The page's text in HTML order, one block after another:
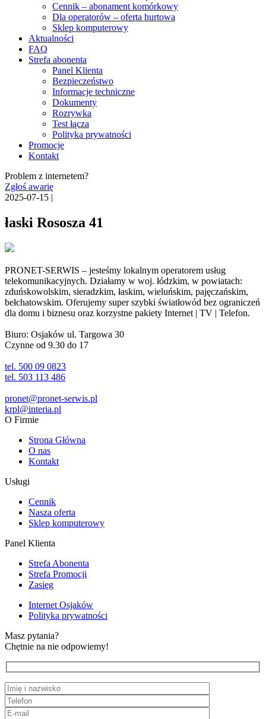
Cennik – abonament komórkowy
Dla operatorów – oferta hurtowa
Sklep komputerowy
Aktualności
FAQ
Strefa abonenta
Panel Klienta
Bezpieczeństwo
Informacje techniczne
Dokumenty
Rozrywka
Test łącza
Polityka prywatności
Promocje
Kontakt
Problem z internetem?
Zgłoś awarię
2025-07-15 |
łaski Rososza 41
PRONET-SERWIS – jesteśmy lokalnym operatorem usług
telekomunikacyjnych. Działamy w woj. łódzkim, w powiatach:
zduńskowolskim, sieradzkim, łaskim, wieluńskim, pajęczańskim,
bełchatowskim. Oferujemy super szybki światłowód bez ograniczeń
dla domu i biznesu oraz korzystne pakiety Internet | TV | Telefon.
Biuro: Osjaków ul. Targowa 30
Czynne od 9.30 do 17
tel. 500 09 0823
tel. 503 113 486
pronet@pronet-serwis.pl
krpl@interia.pl
O Firmie
Strona Główna
O nas
Kontakt
Usługi
Cennik
Nasza oferta
Sklep komputerowy
Panel Klienta
Strefa Abonenta
Strefa Promocji
Zasięg
Internet Osjaków
Polityka prywatności
Masz pytania?
Chętnie na nie odpowiemy!